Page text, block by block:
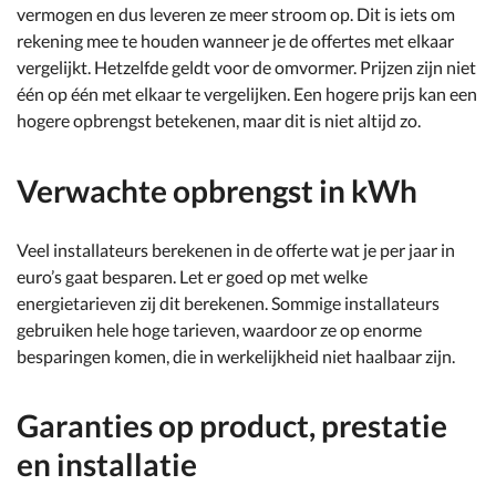
vermogen en dus leveren ze meer stroom op. Dit is iets om
rekening mee te houden wanneer je de offertes met elkaar
vergelijkt. Hetzelfde geldt voor de omvormer. Prijzen zijn niet
één op één met elkaar te vergelijken. Een hogere prijs kan een
hogere opbrengst betekenen, maar dit is niet altijd zo.
Verwachte opbrengst in kWh
Veel installateurs berekenen in de offerte wat je per jaar in
euro’s gaat besparen. Let er goed op met welke
energietarieven zij dit berekenen. Sommige installateurs
gebruiken hele hoge tarieven, waardoor ze op enorme
besparingen komen, die in werkelijkheid niet haalbaar zijn.
Garanties op product, prestatie
en installatie